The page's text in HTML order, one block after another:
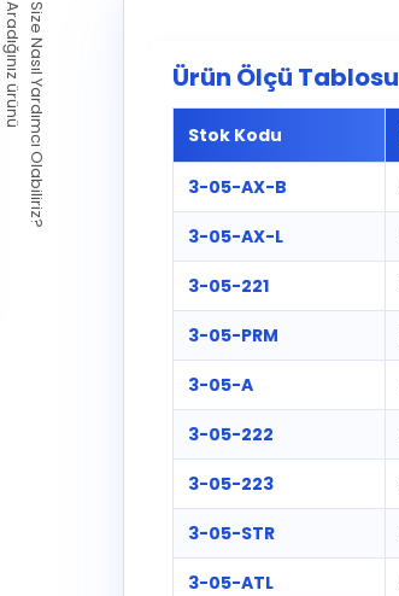
Ürün Ölçü Tablosu
Stok Kodu
3-05-AX-B
3-05-AX-L
3-05-221
3-05-PRM
3-05-A
3-05-222
3-05-223
3-05-STR
3-05-ATL
Size Nasıl Yardımcı Olabiliriz?
Aradığınız ürünü